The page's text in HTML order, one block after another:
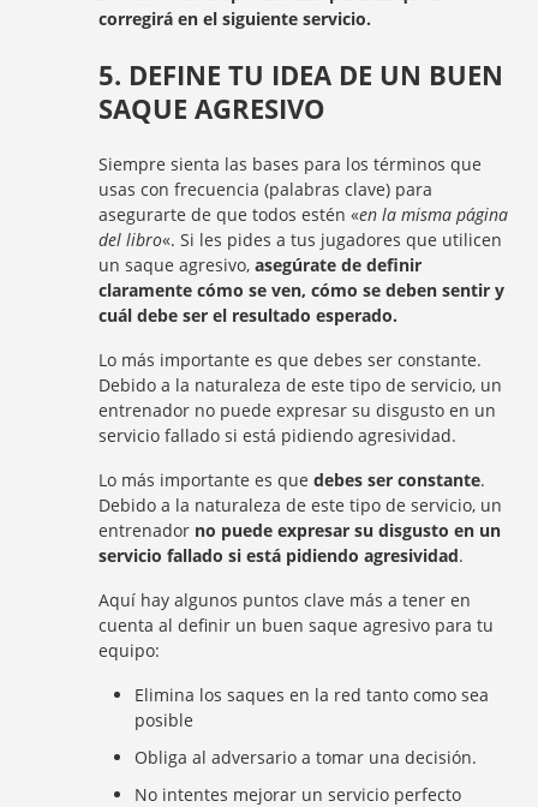
corregirá en el siguiente servicio.
5. DEFINE TU IDEA DE UN BUEN
SAQUE AGRESIVO
Siempre sienta las bases para los términos que
usas con frecuencia (palabras clave) para
asegurarte de que todos estén «en la misma página
del libro«. Si les pides a tus jugadores que utilicen
un saque agresivo,asegúrate de definir
claramente cómo se ven, cómo se deben sentir y
cuál debe ser el resultado esperado.
Lo más importante es que debes ser constante.
Debido a la naturaleza de este tipo de servicio, un
entrenador no puede expresar su disgusto en un
servicio fallado si está pidiendo agresividad.
Lo más importante es quedebes ser constante.
Debido a la naturaleza de este tipo de servicio, un
entrenador no puede expresar su disgusto en un
servicio fallado si está pidiendo agresividad.
Aquí hay algunos puntos clave más a tener en
cuenta al definir un buen saque agresivo para tu
equipo:
Elimina los saques en la red tanto como sea
posible
Obliga al adversario a tomar una decisión.
No intentes mejorar un servicio perfecto